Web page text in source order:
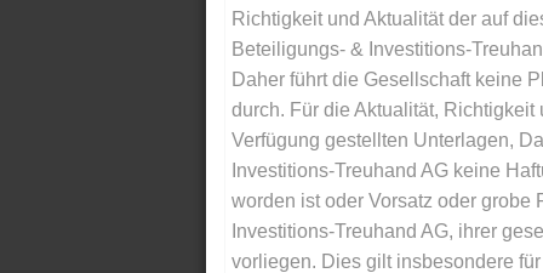
Richtigkeit und Aktualität der auf
Beteiligungs- & Investitions-
Daher führt die Gesellschaft keine
durch. Für die Aktualität,
Verfügung gestellten Unterlagen,
Investitions-Treuhand AG keine
worden ist oder Vorsatz oder
Investitions-Treuhand AG, ihrer
vorliegen. Dies gilt insbesondere